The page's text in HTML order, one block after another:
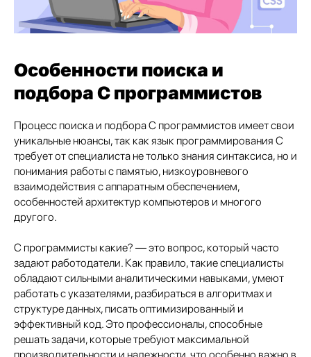
Особенности поиска и
подбора C программистов
Процесс поиска и подбора C программистов имеет свои
уникальные нюансы, так как язык программирования C
требует от специалиста не только знания синтаксиса, но и
понимания работы с памятью, низкоуровневого
взаимодействия с аппаратным обеспечением,
особенностей архитектур компьютеров и многого
другого.
C программисты какие? — это вопрос, который часто
задают работодатели. Как правило, такие специалисты
обладают сильными аналитическими навыками, умеют
работать с указателями, разбираться в алгоритмах и
структуре данных, писать оптимизированный и
эффективный код. Это профессионалы, способные
решать задачи, которые требуют максимальной